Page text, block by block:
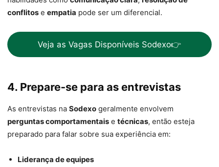
conflitos e empatia pode ser um diferencial.
Veja as Vagas Disponíveis Sodexo👉
4. Prepare-se para as entrevistas
As entrevistas na Sodexo geralmente envolvem
perguntas comportamentais e técnicas, então esteja
preparado para falar sobre sua experiência em:
Liderança de equipes